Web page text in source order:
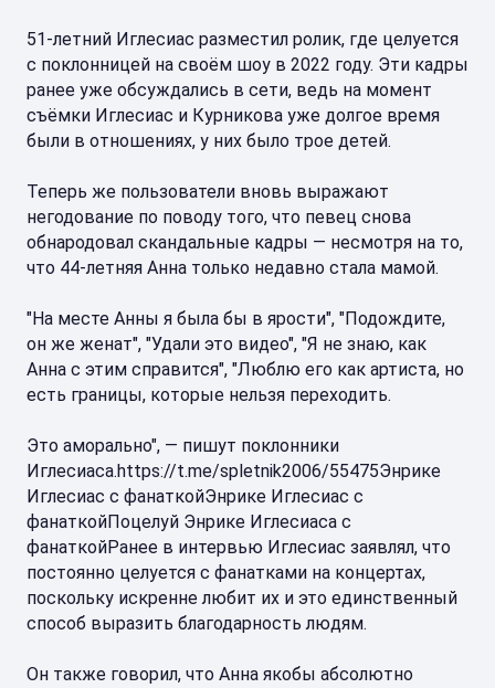
51-летний Иглесиас разместил ролик, где целуется
с поклонницей на своём шоу в 2022 году. Эти кадры
ранее уже обсуждались в сети, ведь на момент
съёмки Иглесиас и Курникова уже долгое время
были в отношениях, у них было трое детей.
Теперь же пользователи вновь выражают
негодование по поводу того, что певец снова
обнародовал скандальные кадры — несмотря на то,
что 44-летняя Анна только недавно стала мамой.
"На месте Анны я была бы в ярости", "Подождите,
он же женат", "Удали это видео", "Я не знаю, как
Анна с этим справится", "Люблю его как артиста, но
есть границы, которые нельзя переходить.
Это аморально", — пишут поклонники
Иглесиаса.https://t.me/spletnik2006/55475Энрике
Иглесиас с фанаткойЭнрике Иглесиас с
фанаткойПоцелуй Энрике Иглесиаса с
фанаткойРанее в интервью Иглесиас заявлял, что
постоянно целуется с фанатками на концертах,
поскольку искренне любит их и это единственный
способ выразить благодарность людям.
Он также говорил, что Анна якобы абсолютно